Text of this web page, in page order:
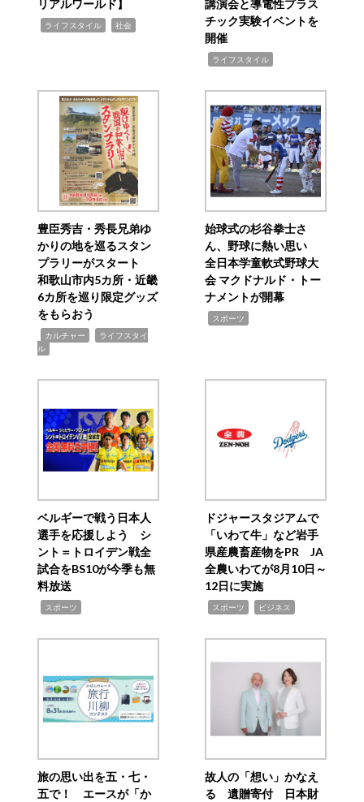
リアルワールド】
ライフスタイル 社会
講演会と導電性プラス
チック実験イベントを
開催
ライフスタイル
豊臣秀吉・秀長兄弟ゆ
かりの地を巡るスタン
プラリーがスタート
和歌山市内5カ所・近畿
6カ所を巡り限定グッズ
をもらおう
カルチャー
ライフスタイ
ル
始球式の杉谷拳士さ
ん、野球に熱い思い
全日本学童軟式野球大
会 マクドナルド・トー
ナメントが開幕
スポーツ
ベルギーで戦う日本人
選手を応援しよう シ
ント＝トロイデン戦全
試合をBS10が今季も無
料放送
スポーツ
ドジャースタジアムで
「いわて牛」など岩手
県産農畜産物をPR JA
全農いわてが8月10日～
12日に実施
スポーツ ビジネス
旅の思い出を五・七・
五で！ エースが「か
故人の「想い」かなえ
る 遺贈寄付 日本財